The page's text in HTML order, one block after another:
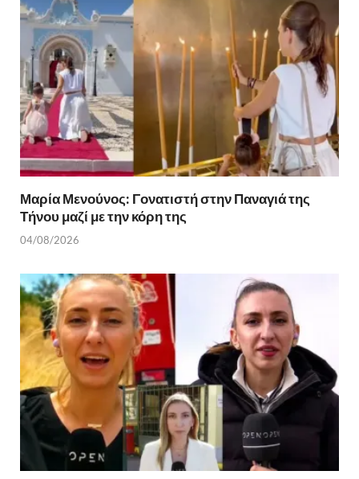
Μαρία Μενούνος: Γονατιστή στην Παναγιά της
Τήνου μαζί με την κόρη της
04/08/2026